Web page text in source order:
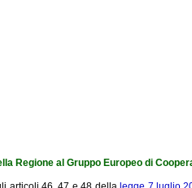
Regione al Gruppo Europeo di